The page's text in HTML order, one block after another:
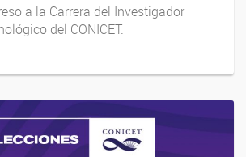
a la Carrera del Investigador
del CONICET.